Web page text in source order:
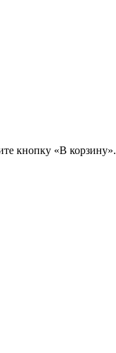
кнопку «В корзину».